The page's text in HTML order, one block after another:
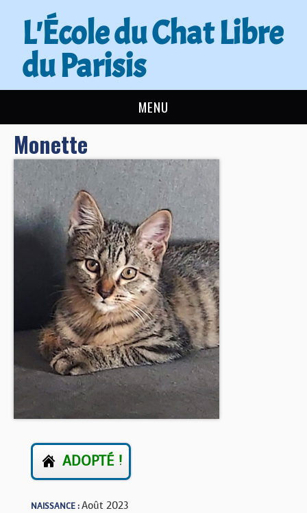
L'École du Chat Libre
du Parisis
MENU
L’ÉCOLE DU CHAT
ACTUALITÉS
ADOPTER
NOUS AIDER
CONTACT
BOUTIQUE
FORUM
Monette
ADOPTÉ !
NAISSANCE :Août 2023